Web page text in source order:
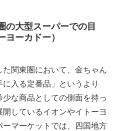
の大型スーパーでの目
ーカドー）
関東圏において、金ちゃん
入る定番品」というより
な商品としての側面を持っ
しているイオンやイトーヨ
マーケットでは、四国地方